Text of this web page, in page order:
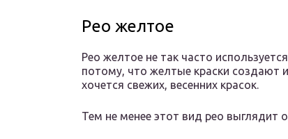
Рео желтое
Рео желтое не так часто
потому, что желтые краски
хочется свежих, весенних красок.
Тем не менее этот вид рео выглядит